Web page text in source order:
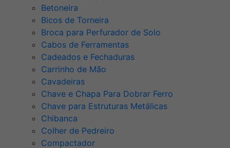
Betoneira
Bicos de Torneira
Broca para Perfurador de Solo
Cabos de Ferramentas
Cadeados e Fechaduras
Carrinho de Mão
Cavadeiras
Chave e Chapa Para Dobrar Ferro
Chave para Estruturas Metálicas
Chibanca
Colher de Pedreiro
Compactador